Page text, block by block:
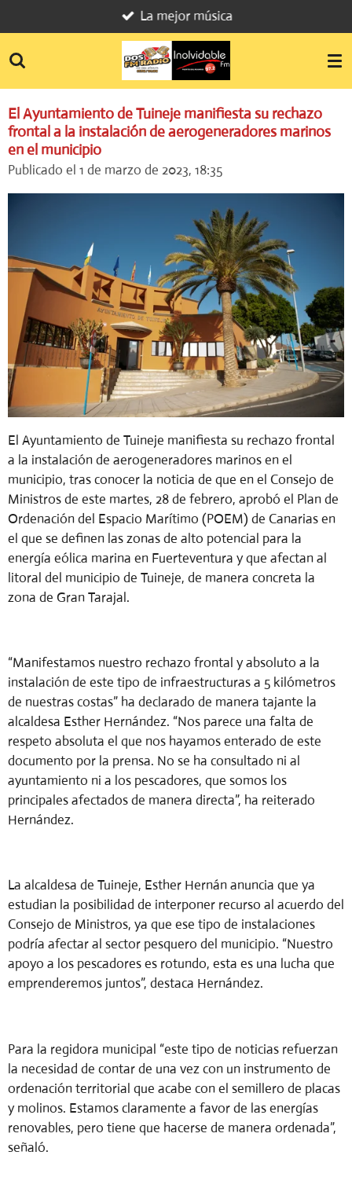
al
contenido
La mejor música
El Ayuntamiento de Tuineje manifiesta su rechazo
frontal a la instalación de aerogeneradores marinos
en el municipio
Publicado el 1 de marzo de 2023, 18:35
El Ayuntamiento de Tuineje manifiesta su rechazo frontal
a la instalación de aerogeneradores marinos en el
municipio, tras conocer la noticia de que en el Consejo de
Ministros de este martes, 28 de febrero, aprobó el Plan de
Ordenación del Espacio Marítimo (POEM) de Canariasen
el que se definen las zonas de alto potencial para la
energía eólica marina en Fuerteventura y que afectan al
litoral del municipio de Tuineje, de manera concreta la
zona de Gran Tarajal.
“Manifestamos nuestro rechazo frontal y absoluto a la
instalación de este tipo de infraestructuras a 5 kilómetros
de nuestras costas” ha declarado de manera tajante la
alcaldesa Esther Hernández. “Nos parece una falta de
respeto absoluta el que nos hayamos enterado de este
documento por la prensa. No se ha consultado ni al
ayuntamiento ni a los pescadores, que somos los
principales afectados de manera directa”, ha reiterado
Hernández.
La alcaldesa de Tuineje, Esther Hernán anuncia que ya
estudian la posibilidad de interponer recurso al acuerdo del
Consejo de Ministros, ya que ese tipo de instalaciones
podría afectar al sector pesquero del municipio. “Nuestro
apoyo a los pescadores es rotundo, esta es una lucha que
emprenderemos juntos”, destaca Hernández.
Para la regidora municipal “este tipo de noticias refuerzan
la necesidad de contar de una vez con un instrumento de
ordenación territorial que acabe con el semillero de placas
y molinos. Estamos claramente a favor de las energías
renovables, pero tiene que hacerse de manera ordenada”,
señaló.